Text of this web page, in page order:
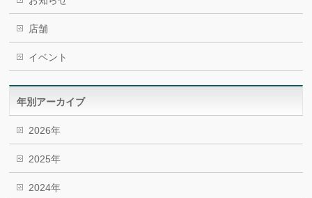
店舗
イベント
年別アーカイブ
2026年
2025年
2024年